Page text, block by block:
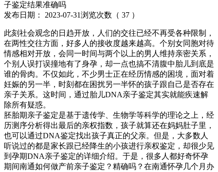
子鉴定结果准确吗
发布日期：
2023-07-31浏览次数（ 37 ）
此刻社会观念的日趋开放，人们的交往已经不再受各种限制，
在两性交往方面，好多人的接收度越来越高。个别女同胞对待
情感相对开放，会同一时间与两个以上的男人维持亲密关系，
个别人误打误撞地有了身孕，却一点也搞不清腹中胎儿到底是
谁的骨肉。不仅如此，不少男士正在经历情感的困境，面对着
妊娠的另一半，时刻都在困扰另一半怀的孩子跟自己是否存在
亲子关系。这时间，通过胎儿DNA亲子鉴定其实就能疾速解
除所有疑惑。
胚胎期亲子鉴定是基于遗传学、生物学等科学的理论之上，经
历测序分析得出最后的亲权指数，孩子就算还在妈妈肚子里，
也可以通过DNA鉴定找出孩子真正的父亲。但是，大多数人
听说过的都是家长跟已经降生的小孩进行亲权鉴定，却很少见
到孕期DNA亲子鉴定的详细介绍。于是，很多人都好奇怀孕
期间南通如何做产前亲子鉴定？精确吗？在南通怀孕几个月办